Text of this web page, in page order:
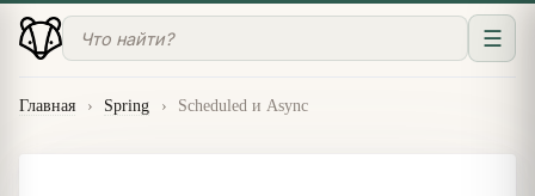
☰
Главная › Spring › Scheduled и Async